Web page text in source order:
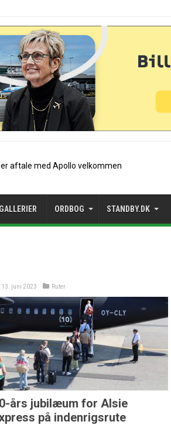
A320-sæsonrute
ORDBOG STANDBY.DK
13. juni 2023 Ruter
års jubilæum for Alsie
på indenrigsrute